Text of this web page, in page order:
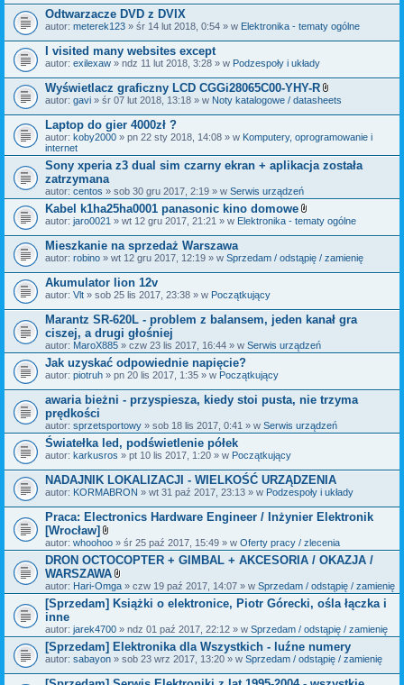
ł
c
z
i
i
Odtwarzacze DVD z DVIX
autor: meterek123 » śr 14 lut 2018, 0:54 » w Elektronika - tematy ogólne
I visited many websites except
autor: exilexaw » ndz 11 lut 2018, 3:28 » w Podzespoły i układy
Wyświetlacz graficzny LCD CGGi28065C00-YHY-R
Z
ł
c
n
i
autor: gavi » śr 07 lut 2018, 13:18 » w Noty katalogowe / datasheets
Laptop do gier 4000zł ?
autor: koby2000 » pn 22 sty 2018, 14:08 » w Komputery, oprogramowanie i
internet
Sony xperia z3 dual sim czarny ekran + aplikacja została
zatrzymana
autor: centos » sob 30 gru 2017, 2:19 » w Serwis urządzeń
Kabel k1ha25ha0001 panasonic kino domowe
Z
ł
c
z
i
autor: jaro0021 » wt 12 gru 2017, 21:21 » w Elektronika - tematy ogólne
Mieszkanie na sprzedaż Warszawa
autor: robino » wt 12 gru 2017, 12:19 » w Sprzedam / odstąpię / zamienię
Akumulator lion 12v
autor: Vlt » sob 25 lis 2017, 23:38 » w Początkujący
Marantz SR-620L - problem z balansem, jeden kanał gra
ciszej, a drugi głośniej
autor: MaroX885 » czw 23 lis 2017, 16:44 » w Serwis urządzeń
Jak uzyskać odpowiednie napięcie?
autor: piotruh » pn 20 lis 2017, 1:35 » w Początkujący
awaria bieżni - przyspiesza, kiedy stoi pusta, nie trzyma
prędkości
autor: sprzetsportowy » sob 18 lis 2017, 0:41 » w Serwis urządzeń
Światełka led, podświetlenie półek
autor: karkusros » pt 10 lis 2017, 1:20 » w Początkujący
NADAJNIK LOKALIZACJI - WIELKOŚĆ URZĄDZENIA
autor: KORMABRON » wt 31 paź 2017, 23:13 » w Podzespoły i układy
Praca: Electronics Hardware Engineer / Inżynier Elektronik
[Wrocław]
Z
a
ł
ą
c
z
k
i
autor: whoohoo » śr 25 paź 2017, 15:49 » w Oferty pracy / zlecenia
DRON OCTOCOPTER + GIMBAL + AKCESORIA / OKAZJA /
WARSZAWA
Z
a
ł
c
z
n
i
i
autor: Hari-Omga » czw 19 paź 2017, 14:07 » w Sprzedam / odstąpię / zamienię
[Sprzedam] Książki o elektronice, Piotr Górecki, ośla łączka i
inne
autor: jarek4700 » ndz 01 paź 2017, 22:12 » w Sprzedam / odstąpię / zamienię
[Sprzedam] Elektronika dla Wszystkich - luźne numery
autor: sabayon » sob 23 wrz 2017, 13:20 » w Sprzedam / odstąpię / zamienię